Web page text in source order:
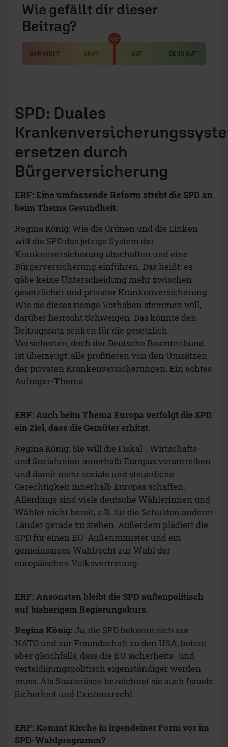
Wie gefällt dir dieser
Beitrag?
GAR NICHT OKAY GUT SEHR GUT
50
SPD: Duales
ersetzen durch
Bürgerversicherung
ERF: Eine umfassende Reform strebt die SPD an
beim Thema Gesundheit.
Regina König: Wie die Grünen und die Linken
will die SPD das jetzige System der
Krankenversicherung abschaffen und eine
Bürgerversicherung einführen. Das heißt: es
gäbe keine Unterscheidung mehr zwischen
gesetzlicher und privater Krankenversicherung.
Wie sie dieses riesige Vorhaben stemmen will,
darüber herrscht Schweigen. Das könnte den
Beitragssatz senken für die gesetzlich
Versicherten, doch der Deutsche Beamtenbund
ist überzeugt: alle profitieren von den Umsätzen
der privaten Krankenversicherungen. Ein echtes
Aufreger-Thema.
ERF: Auch beim Thema Europa verfolgt die SPD
ein Ziel, dass die Gemüter erhitzt.
Regina König: Sie will die Fiskal-, Wirtschafts-
und Sozialunion innerhalb Europas vorantreiben
und damit mehr soziale und steuerliche
Gerechtigkeit innerhalb Europas schaffen.
Allerdings sind viele deutsche Wählerinnen und
Wähler nicht bereit, z.B. für die Schulden anderer
Länder gerade zu stehen. Außerdem plädiert die
SPD für einen EU-Außenminister und ein
gemeinsames Wahlrecht zur Wahl der
europäischen Volksvertretung.
ERF: Ansonsten bleibt die SPD außenpolitisch
auf bisherigem Regierungskurs.
Regina König: Ja, die SPD bekennt sich zur
NATO und zur Freundschaft zu den USA, betont
aber gleichfalls, dass die EU sicherheits- und
verteidigungspolitisch eigenständiger werden
muss. Als Staatsräson bezeichnet sie auch Israels
Sicherheit und Existenzrecht.
ERF: Kommt Kirche in irgendeiner Form vor im
SPD-Wahlprogramm?